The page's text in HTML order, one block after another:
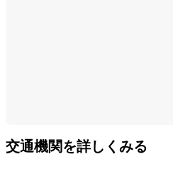
交通機関を詳しくみる